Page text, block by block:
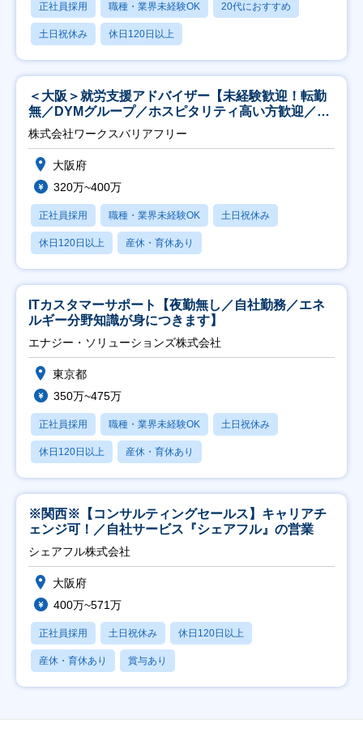
正社員採用 職種・業界未経験OK 20代におすすめ
土日祝休み 休日120日以上
＜大阪＞就労支援アドバイザー【未経験歓迎！転勤
無／DYMグループ／ホスピタリティ高い方歓迎／土
日祝】
株式会社ワークスバリアフリー
大阪府
320万~400万
正社員採用 職種・業界未経験OK 土日祝休み
休日120日以上 産休・育休あり
ITカスタマーサポート【夜勤無し／自社勤務／エネ
ルギー分野知識が身につきます】
エナジー・ソリューションズ株式会社
東京都
350万~475万
正社員採用 職種・業界未経験OK 土日祝休み
休日120日以上 産休・育休あり
※関西※【コンサルティングセールス】キャリアチ
ェンジ可！／自社サービス『シェアフル』の営業
シェアフル株式会社
大阪府
400万~571万
正社員採用 土日祝休み 休日120日以上
産休・育休あり 賞与あり